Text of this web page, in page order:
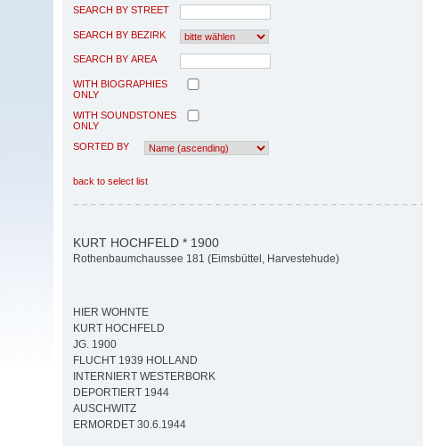
SEARCH BY STREET
SEARCH BY BEZIRK
SEARCH BY AREA
WITH BIOGRAPHIES
ONLY
WITH SOUNDSTONES
ONLY
SORTED BY
back to select list
KURT HOCHFELD * 1900
Rothenbaumchaussee 181 (Eimsbüttel, Harvestehude)
HIER WOHNTE
KURT HOCHFELD
JG. 1900
FLUCHT 1939 HOLLAND
INTERNIERT WESTERBORK
DEPORTIERT 1944
AUSCHWITZ
ERMORDET 30.6.1944